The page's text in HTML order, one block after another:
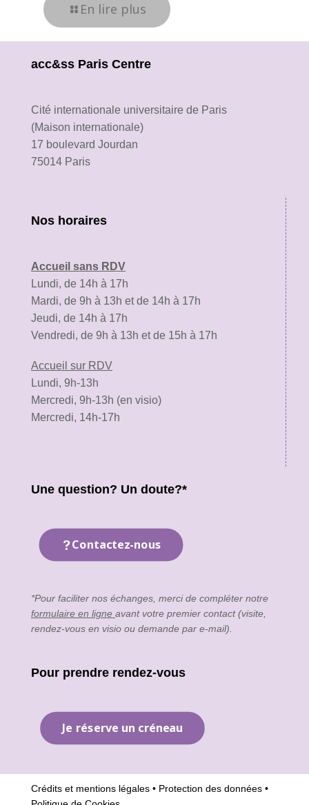
En lire plus
acc&ss Paris Centre
Cité internationale universitaire de Paris
(Maison internationale)
17 boulevard Jourdan
75014 Paris
Nos horaires
Accueil sans RDV
Lundi, de 14h à 17h
Mardi, de 9h à 13h et de 14h à 17h
Jeudi, de 14h à 17h
Vendredi, de 9h à 13h et de 15h à 17h
Accueil sur RDV
Lundi, 9h-13h
Mercredi, 9h-13h (en visio)
Mercredi, 14h-17h
Une question? Un doute?*
Contactez-nous
*Pour faciliter nos échanges, merci de compléter notre
formulaire en ligne avant votre premier contact (visite,
rendez-vous en visio ou demande par e-mail).
Pour prendre rendez-vous
Je réserve un créneau
Crédits et mentions légales • Protection des données •